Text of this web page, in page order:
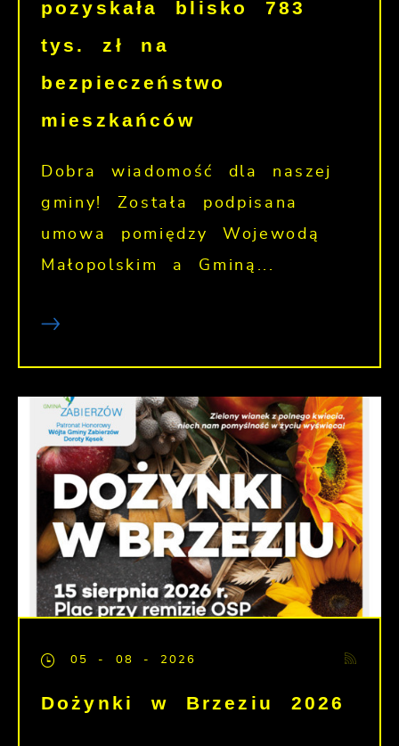
pozyskała blisko 783
tys. zł na
bezpieczeństwo
mieszkańców
Dobra wiadomość dla naszej
gminy! Została podpisana
umowa pomiędzy Wojewodą
Małopolskim a Gminą...
05 - 08 - 2026
Dożynki w Brzeziu 2026